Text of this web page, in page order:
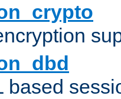
based